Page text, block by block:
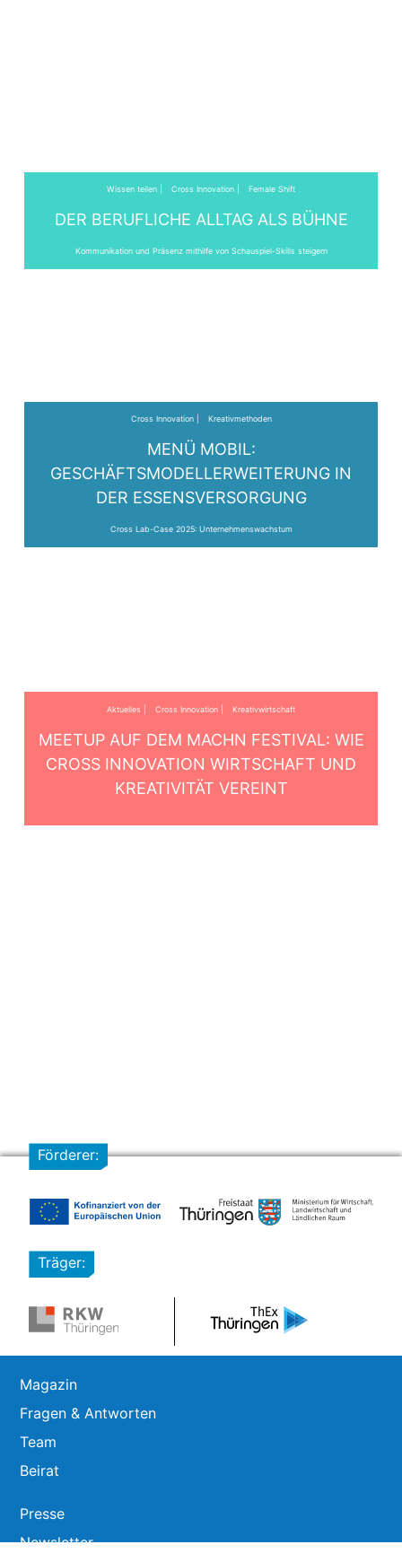
Wissen teilen Cross Innovation Female Shift
DER BERUFLICHE ALLTAG ALS BÜHNE
Kommunikation und Präsenz mithilfe von Schauspiel-Skills steigern
Cross Innovation Kreativmethoden
MENÜ MOBIL:
GESCHÄFTSMODELLERWEITERUNG IN
DER ESSENSVERSORGUNG
Cross Lab-Case 2025: Unternehmenswachstum
Aktuelles Cross Innovation Kreativwirtschaft
MEETUP AUF DEM MACHN FESTIVAL: WIE
CROSS INNOVATION WIRTSCHAFT UND
KREATIVITÄT VEREINT
Träger:
Förderer:
Magazin
Fragen & Antworten
Team
Beirat
Presse
Newsletter